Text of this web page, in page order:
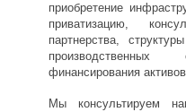
приобретение
приватизацию,
партнерства,
финансирования
Мы консультируем